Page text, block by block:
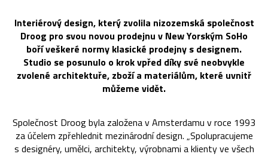
Interiérový design, který zvolila nizozemská společnost
Droog pro svou novou prodejnu v New Yorským SoHo
boří veškeré normy klasické prodejny s designem.
Studio se posunulo o krok vpřed díky své neobvykle
zvolené architektuře, zboží a materiálům, které uvnitř
můžeme vidět.
Společnost Droog byla založena v Amsterdamu v roce 1993
za účelem zpřehlednit mezinárodní design. „Spolupracujeme
s designéry, umělci, architekty, výrobnami a klienty ve všech